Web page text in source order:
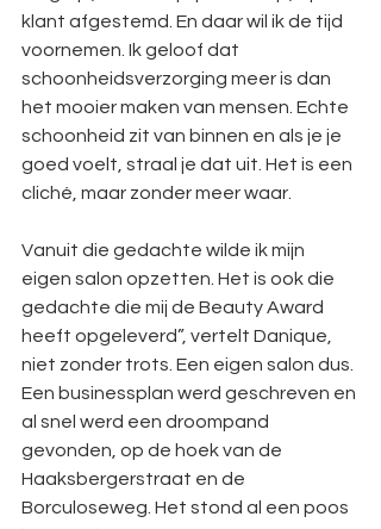
klant afgestemd. En daar wil ik de tijd
voornemen. Ik geloof dat
schoonheidsverzorging meer is dan
het mooier maken van mensen. Echte
schoonheid zit van binnen en als je je
goed voelt, straal je dat uit. Het is een
cliché, maar zonder meer waar.
Vanuit die gedachte wilde ik mijn
eigen salon opzetten. Het is ook die
gedachte die mij de Beauty Award
heeft opgeleverd”, vertelt Danique,
niet zonder trots. Een eigen salon dus.
Een businessplan werd geschreven en
al snel werd een droompand
gevonden, op de hoek van de
Haaksbergerstraat en de
Borculoseweg. Het stond al een poos